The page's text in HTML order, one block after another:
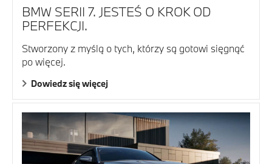
BMW SERII 7. JESTEŚ O KROK OD
PERFEKCJI.
Stworzony z myślą o tych, którzy są gotowi sięgnąć
po więcej.
Dowiedz się więcej